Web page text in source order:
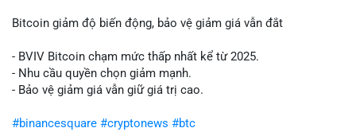
Bitcoin giảm độ biến động, bảo vệ giảm giá vẫn đắt
- BVIV Bitcoin chạm mức thấp nhất kể từ 2025.
- Nhu cầu quyền chọn giảm mạnh.
- Bảo vệ giảm giá vẫn giữ giá trị cao.
#binancesquare #cryptonews #btc